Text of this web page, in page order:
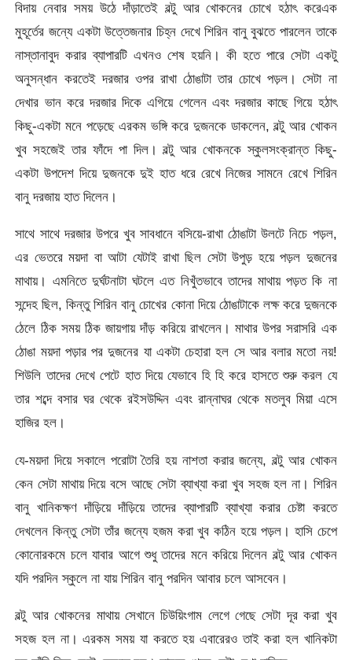
বিদায় নেবার সময় উঠে দাঁড়াতেই বল্টু আর খোকনের চোখে হঠাৎ করেএক
মুহূর্তের জন্যে একটা উত্তেজনার চিহ্ন দেখে শিরিন বানু বুঝতে পারলেন তাকে
নাস্তানাবুদ করার ব্যাপারটি এখনও শেষ হয়নি। কী হতে পারে সেটা একটু
অনুসন্ধান করতেই দরজার ওপর রাখা ঠোঙাটা তার চোখে পড়ল। সেটা না
দেখার ভান করে দরজার দিকে এগিয়ে গেলেন এবং দরজার কাছে গিয়ে হঠাৎ
কিছু-একটা মনে পড়েছে এরকম ভঙ্গি করে দুজনকে ডাকলেন, বল্টু আর খোকন
খুব সহজেই তার ফাঁদে পা দিল। বল্টু আর খোকনকে স্কুলসংক্রান্ত কিছু-
একটা উপদেশ দিয়ে দুজনকে দুই হাত ধরে রেখে নিজের সামনে রেখে শিরিন
বানু দরজায় হাত দিলেন।
সাথে সাথে দরজার উপরে খুব সাবধানে বসিয়ে-রাখা ঠোঙাটা উলটে নিচে পড়ল,
এর ভেতরে ময়দা বা আটা যেটাই রাখা ছিল সেটা উপুড় হয়ে পড়ল দুজনের
মাথায়। এমনিতে দুর্ঘটনাটা ঘটলে এত নিখুঁতভাবে তাদের মাথায় পড়ত কি না
সন্দেহ ছিল, কিন্তু শিরিন বানু চোখের কোনা দিয়ে ঠোঙাটাকে লক্ষ করে দুজনকে
ঠেলে ঠিক সময় ঠিক জায়গায় দাঁড় করিয়ে রাখলেন। মাথার উপর সরাসরি এক
ঠোঙা ময়দা পড়ার পর দুজনের যা একটা চেহারা হল সে আর বলার মতো নয়!
শিউলি তাদের দেখে পেটে হাত দিয়ে যেভাবে হি হি করে হাসতে শুরু করল যে
তার শব্দে বসার ঘর থেকে রইসউদ্দিন এবং রান্নাঘর থেকে মতলুব মিয়া এসে
হাজির হল।
যে-ময়দা দিয়ে সকালে পরোটা তৈরি হয় নাশতা করার জন্যে, বল্টু আর খোকন
কেন সেটা মাথায় দিয়ে বসে আছে সেটা ব্যাখ্যা করা খুব সহজ হল না। শিরিন
বানু খানিকক্ষণ দাঁড়িয়ে দাঁড়িয়ে তাদের ব্যাপারটি ব্যাখ্যা করার চেষ্টা করতে
দেখলেন কিন্তু সেটা তাঁর জন্যে হজম করা খুব কঠিন হয়ে পড়ল। হাসি চেপে
কোনোরকমে চলে যাবার আগে শুধু তাদের মনে করিয়ে দিলেন বল্টু আর খোকন
যদি পরদিন স্কুলে না যায় শিরিন বানু পরদিন আবার চলে আসবেন।
বল্টু আর খোকনের মাথায় সেখানে চিউয়িংগাম লেগে গেছে সেটা দূর করা খুব
সহজ হল না। এরকম সময় যা করতে হয় এবারেরও তাই করা হল খানিকটা